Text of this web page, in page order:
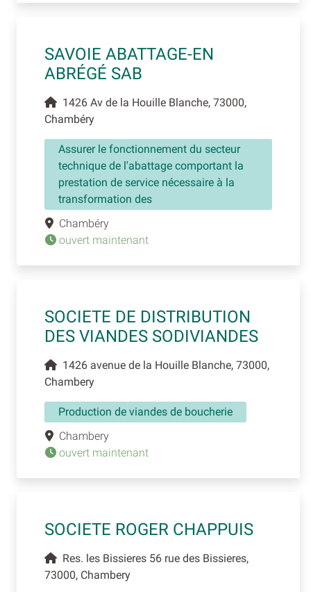
SAVOIE ABATTAGE-EN
ABRÉGÉ SAB
1426 Av de la Houille Blanche, 73000,
Chambéry
Assurer le fonctionnement du secteur
technique de l'abattage comportant la
prestation de service nécessaire à la
transformation des
Chambéry
ouvert maintenant
SOCIETE DE DISTRIBUTION
DES VIANDES SODIVIANDES
1426 avenue de la Houille Blanche, 73000,
Chambery
Production de viandes de boucherie
Chambery
ouvert maintenant
SOCIETE ROGER CHAPPUIS
Res. les Bissieres 56 rue des Bissieres,
73000, Chambery